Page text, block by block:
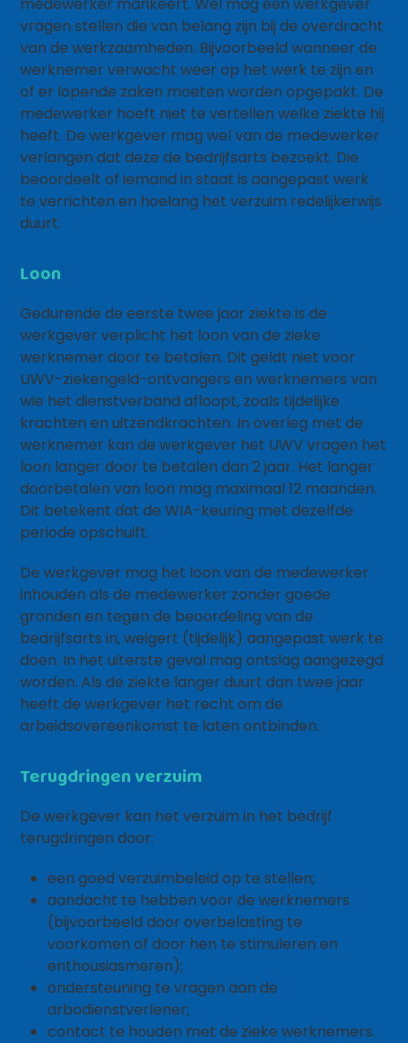
vragen stellen die van belang zijn bij de overdracht
van de werkzaamheden. Bijvoorbeeld wanneer de
werknemer verwacht weer op het werk te zijn en
of er lopende zaken moeten worden opgepakt. De
medewerker hoeft niet te vertellen welke ziekte hij
heeft. De werkgever mag wel van de medewerker
verlangen dat deze de bedrijfsarts bezoekt. Die
beoordeelt of iemand in staat is aangepast werk
te verrichten en hoelang het verzuim redelijkerwijs
duurt.
Loon
Gedurende de eerste twee jaar ziekte is de
werkgever verplicht het loon van de zieke
werknemer door te betalen. Dit geldt niet voor
UWV-ziekengeld-ontvangers en werknemers van
wie het dienstverband afloopt, zoals tijdelijke
krachten en uitzendkrachten. In overleg met de
werknemer kan de werkgever het UWV vragen het
loon langer door te betalen dan 2 jaar. Het langer
doorbetalen van loon mag maximaal 12 maanden.
Dit betekent dat de WIA-keuring met dezelfde
periode opschuift.
De werkgever mag het loon van de medewerker
inhouden als de medewerker zonder goede
gronden en tegen de beoordeling van de
bedrijfsarts in, weigert (tijdelijk) aangepast werk te
doen. In het uiterste geval mag ontslag aangezegd
worden. Als de ziekte langer duurt dan twee jaar
heeft de werkgever het recht om de
arbeidsovereenkomst te laten ontbinden.
Terugdringen verzuim
De werkgever kan het verzuim in het bedrijf
terugdringen door:
een goed verzuimbeleid op te stellen;
aandacht te hebben voor de werknemers
(bijvoorbeeld door overbelasting te
voorkomen of door hen te stimuleren en
enthousiasmeren);
ondersteuning te vragen aan de
arbodienstverlener;
contact te houden met de zieke werknemers.